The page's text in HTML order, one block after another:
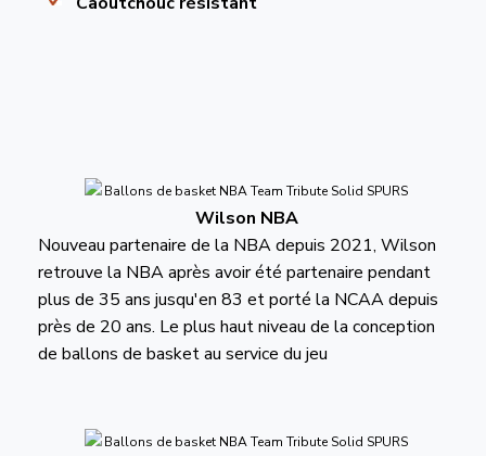
Wilson NBA
Nouveau partenaire de la NBA depuis 2021, Wilson
retrouve la NBA après avoir été partenaire pendant
plus de 35 ans jusqu'en 83 et porté la NCAA depuis
près de 20 ans. Le plus haut niveau de la conception
de ballons de basket au service du jeu